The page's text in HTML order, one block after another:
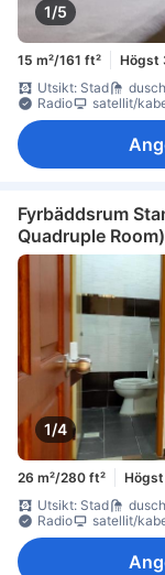
1/5
15 m²/161 ft² Högst
Utsikt: Stad
dusch
Radio
satellit/
Fyrbäddsrum
Quadruple Room)
1/4
26 m²/280 ft²
Utsikt: Stad
dusch
Radio
satellit/